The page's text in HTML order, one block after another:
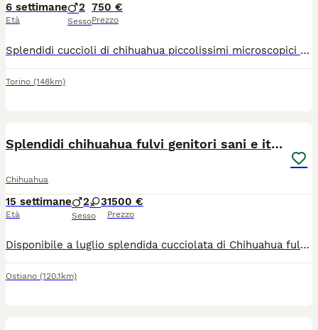
6 settimane
Età
2
Sesso
750 €
Prezzo
Splendidi cuccioli di chihuahua piccolissimi microscopici rimarranno molto piccoli genitori visibili entrambi di mia proprietà sono nati il 22 giugno verranno consegnati al compimento dei 60gg con ciclo sverminazioni vaccino microchip passaggio di proprietà libretto sanitario contatto telefonico 379 1459776
Torino (148km)
Splendidi chihuahua fulvi genitori sani e italiani
Chihuahua
15 settimane
Età
2 3
Sesso
1500 €
Prezzo
​Disponibile a luglio splendida cucciolata di Chihuahua fulvi (anche carbonati con macchie bianche). ​ 🏆 Genealogia e Salute La qualità dei nostri cuccioli parte dalle loro radici. Entrambi i genitori provengono da due dei più rinomati allevamenti italiani (documenti in foto) scelti per l'eccellenza delle loro linee di sangue e per l'attenzione alla salute e al carattere: Genitori visibili e di nostra proprietà. Carattere equilibrato, socievole e affettuoso. ❤️ La nostra Filosofia: Etica e Libertà Crediamo fermamente che un cane felice sia un cane che vive la casa. La nostra non è una produzione "in serie", ma un atto d'amore. Per informazioni, foto o per venire a conoscere i piccoli e i loro genitori, contattateci qui o sulla nostra pagina Fb (i chihuahua delle lanterne) o Ig (le_lanterne_) *Siamo a disposizione per qualsiasi consiglio pre e post-adozione.*
Ostiano (120.1km)